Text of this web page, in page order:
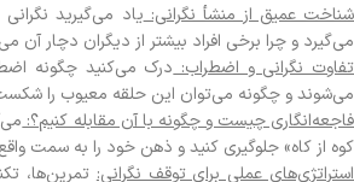
شناخت عمیق از منشأ نگرانی:یاد می‌گیرید
می‌گیرد و چرا برخی افراد بیشتر از دیگران دچار آن
تفاوت نگرانی و اضطراب:درک می‌کنید چگونه
می‌شوند و چگونه می‌توان این حلقه معیوب را
فاجعه‌انگاری چیست و چگونه با آن مقابله کنیم؟:
کوه از کاه» جلوگیری کنید و ذهن خود را به سمت
استراتژی‌های عملی برای توقف نگرانی:تمرین‌ها،